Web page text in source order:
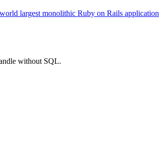
world largest monolithic Ruby on Rails application
without SQL.